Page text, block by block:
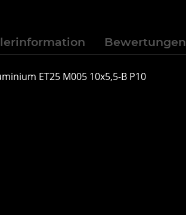
Bewertungen
ET25 M005 10x5,5-B P10